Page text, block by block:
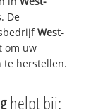
De
West-
om uw
te herstellen.
helpt bij: